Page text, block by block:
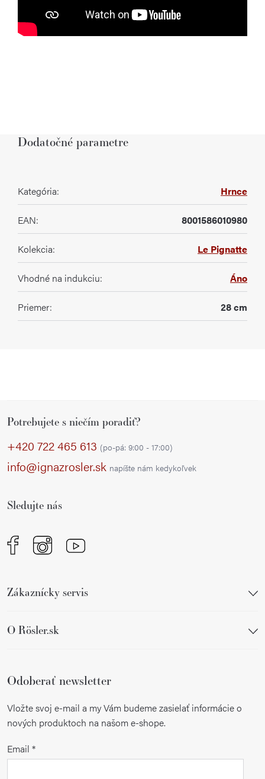
Dodatočné parametre
Kategória: Hrnce
EAN: 8001586010980
Kolekcia: Le Pignatte
Vhodné na indukciu: Áno
Priemer: 28 cm
Potrebujete s niečím poradiť?
+420 722 465 613 (po-pá: 9:00 - 17:00)
info@ignazrosler.sk napíšte nám kedykoľvek
Sledujte nás
Zákaznícky servis
O Rösler.sk
Odoberať newsletter
Vložte svoj e-mail a my Vám budeme zasielať informácie o
nových produktoch na našom e-shope.
Email